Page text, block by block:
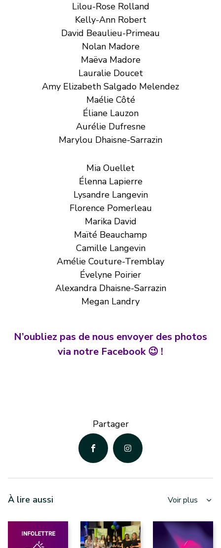
Lilou-Rose Rolland
Kelly-Ann Robert
David Beaulieu-Primeau
Nolan Madore
Maëva Madore
Lauralie Doucet
Amy Elizabeth Salgado Melendez
Maélie Côté
Éliane Lauzon
Aurélie Dufresne
Marylou Dhaisne-Sarrazin
Mia Ouellet
Élenna Lapierre
Lysandre Langevin
Florence Pomerleau
Marika David
Maïté Beauchamp
Camille Langevin
Amélie Couture-Tremblay
Évelyne Poirier
Alexandra Dhaisne-Sarrazin
Megan Landry
N’oubliez pas de nous envoyer des photos
via notre Facebook 😉 !
Partager
À lire aussi Voir plus